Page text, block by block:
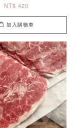
NT$ 420
加入購物車